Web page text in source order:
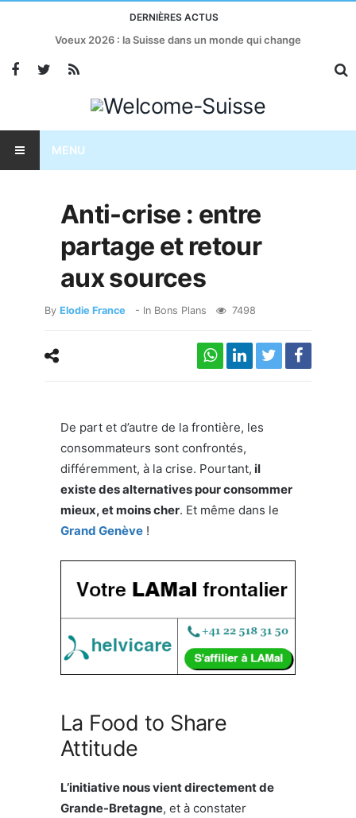
DERNIÈRES ACTUS
Voeux 2026 : la Suisse dans un monde qui change
MENU
Anti-crise : entre
partage et retour
aux sources
By Elodie France - In Bons Plans 7498
De part et d’autre de la frontière, les
consommateurs sont confrontés,
différemment, à la crise. Pourtant, il
existe des alternatives pour consommer
mieux, et moins cher. Et même dans le
Grand Genève !
La Food to Share
Attitude
L’initiative nous vient directement de
Grande-Bretagne, et à constater